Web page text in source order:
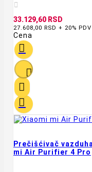

33.129,60 RSD
27.608,00 RSD + 20% PDV
Cena




Prečišćivač
mi Air Purifier 4 Pro